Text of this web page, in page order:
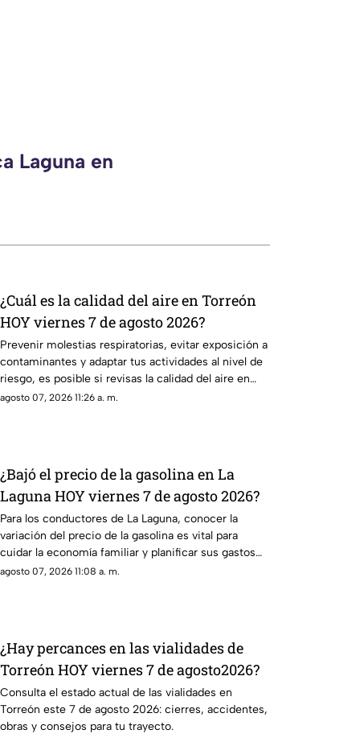
Laguna en
¿Cuál es la calidad del aire en Torreón
HOY viernes 7 de agosto 2026?
Prevenir molestias respiratorias, evitar exposición a
contaminantes y adaptar tus actividades al nivel de
riesgo, es posible si revisas la calidad del aire en
Torreón antes de salir.
agosto 07, 2026 11:26 a. m.
¿Bajó el precio de la gasolina en La
Laguna HOY viernes 7 de agosto 2026?
Para los conductores de La Laguna, conocer la
variación del precio de la gasolina es vital para
cuidar la economía familiar y planificar sus gastos
de movilidad.
agosto 07, 2026 11:08 a. m.
¿Hay percances en las vialidades de
Torreón HOY viernes 7 de agosto2026?
Consulta el estado actual de las vialidades en
Torreón este 7 de agosto 2026: cierres, accidentes,
obras y consejos para tu trayecto.